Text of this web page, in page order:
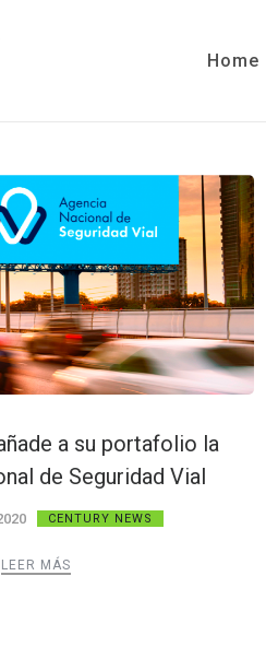
Home
a su portafolio la
de Seguridad Vial
CENTURY NEWS
LEER MÁS